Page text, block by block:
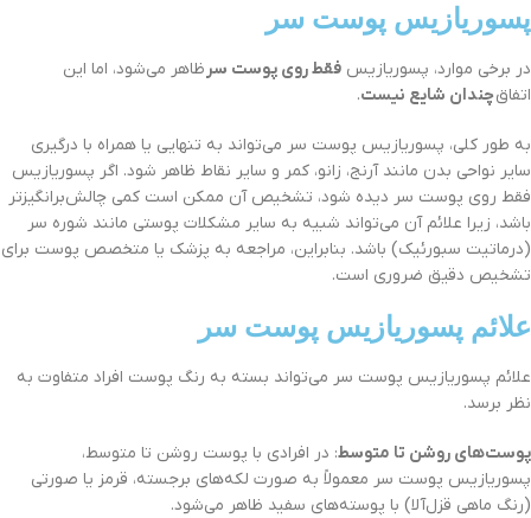
پسوریازیس پوست سر
در برخی موارد، پسوریازیس فقط روی پوست سر ظاهر می‌شود، اما این
اتفاقچندان شایع نیست.
به طور کلی، پسوریازیس پوست سر می‌تواند به تنهایی یا همراه با درگیری
سایر نواحی بدن مانند آرنج، زانو، کمر و سایر نقاط ظاهر شود. اگر پسوریازیس
فقط روی پوست سر دیده شود، تشخیص آن ممکن است کمی چالش‌برانگیزتر
باشد، زیرا علائم آن می‌تواند شبیه به سایر مشکلات پوستی مانند شوره سر
(درماتیت سبورئیک) باشد. بنابراین، مراجعه به پزشک یا متخصص پوست برای
تشخیص دقیق ضروری است.
علائم پسوریازیس پوست سر
علائم پسوریازیس پوست سر می‌تواند بسته به رنگ پوست افراد متفاوت به
نظر برسد.
پوست‌های روشن تا متوسط: در افرادی با پوست روشن تا متوسط،
پسوریازیس پوست سر معمولاً به صورت لکه‌های برجسته، قرمز یا صورتی
(رنگ ماهی قزل‌آلا) با پوسته‌های سفید ظاهر می‌شود.